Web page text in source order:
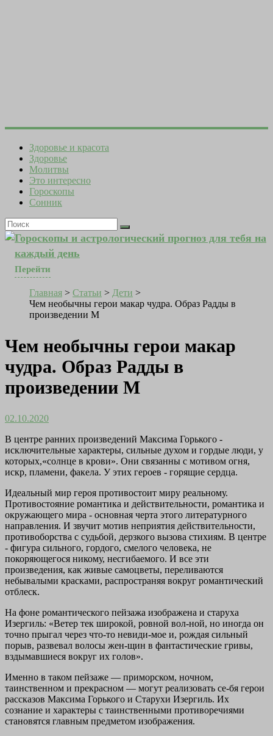
Здоровье и красота
Здоровье
Молитвы
Это интересно
Гороскопы
Сонник
Гороскопы и астрологический прогноз для тебя на
каждый день
Перейти
Главная > Статьи > Дети >
Чем необычны герои макар чудра. Образ Радды в
произведении М
Чем необычны герои макар
чудра. Образ Радды в
произведении М
02.10.2020
В центре ранних произведений Максима Горького -
исключительные характеры, сильные духом и гордые люди, у
которых,«солнце в крови». Они связанны с мотивом огня,
искр, пламени, факела. У этих героев - горящие сердца.
Идеальный мир героя противостоит миру реальному.
Противостояние романтика и действительности, романтика и
окружающего мира - основная черта этого литературного
направления. И звучит мотив неприятия действительности,
противоборства с судьбой, дерзкого вызова стихиям. В центре
- фигура сильного, гордого, смелого человека, не
покоряющегося никому, несгибаемого. И все эти
произведения, как живые самоцветы, переливаются
небывалыми красками, распространяя вокруг романтический
отблеск.
На фоне романтического пейзажа изображена и старуха
Изергиль: «Ветер тек широкой, ровной вол-ной, но иногда он
точно прыгал через что-то невиди-мое и, рождая сильный
порыв, развевал волосы жен-щин в фантастические гривы,
вздымавшиеся вокруг их голов».
Именно в таком пейзаже — приморском, ночном,
таинственном и прекрасном — могут реализовать се-бя герои
рассказов Максима Горького и Старухи Изергиль. Их
сознание и характеры с таинственными противоречиями
становятся главным предметом изображения.